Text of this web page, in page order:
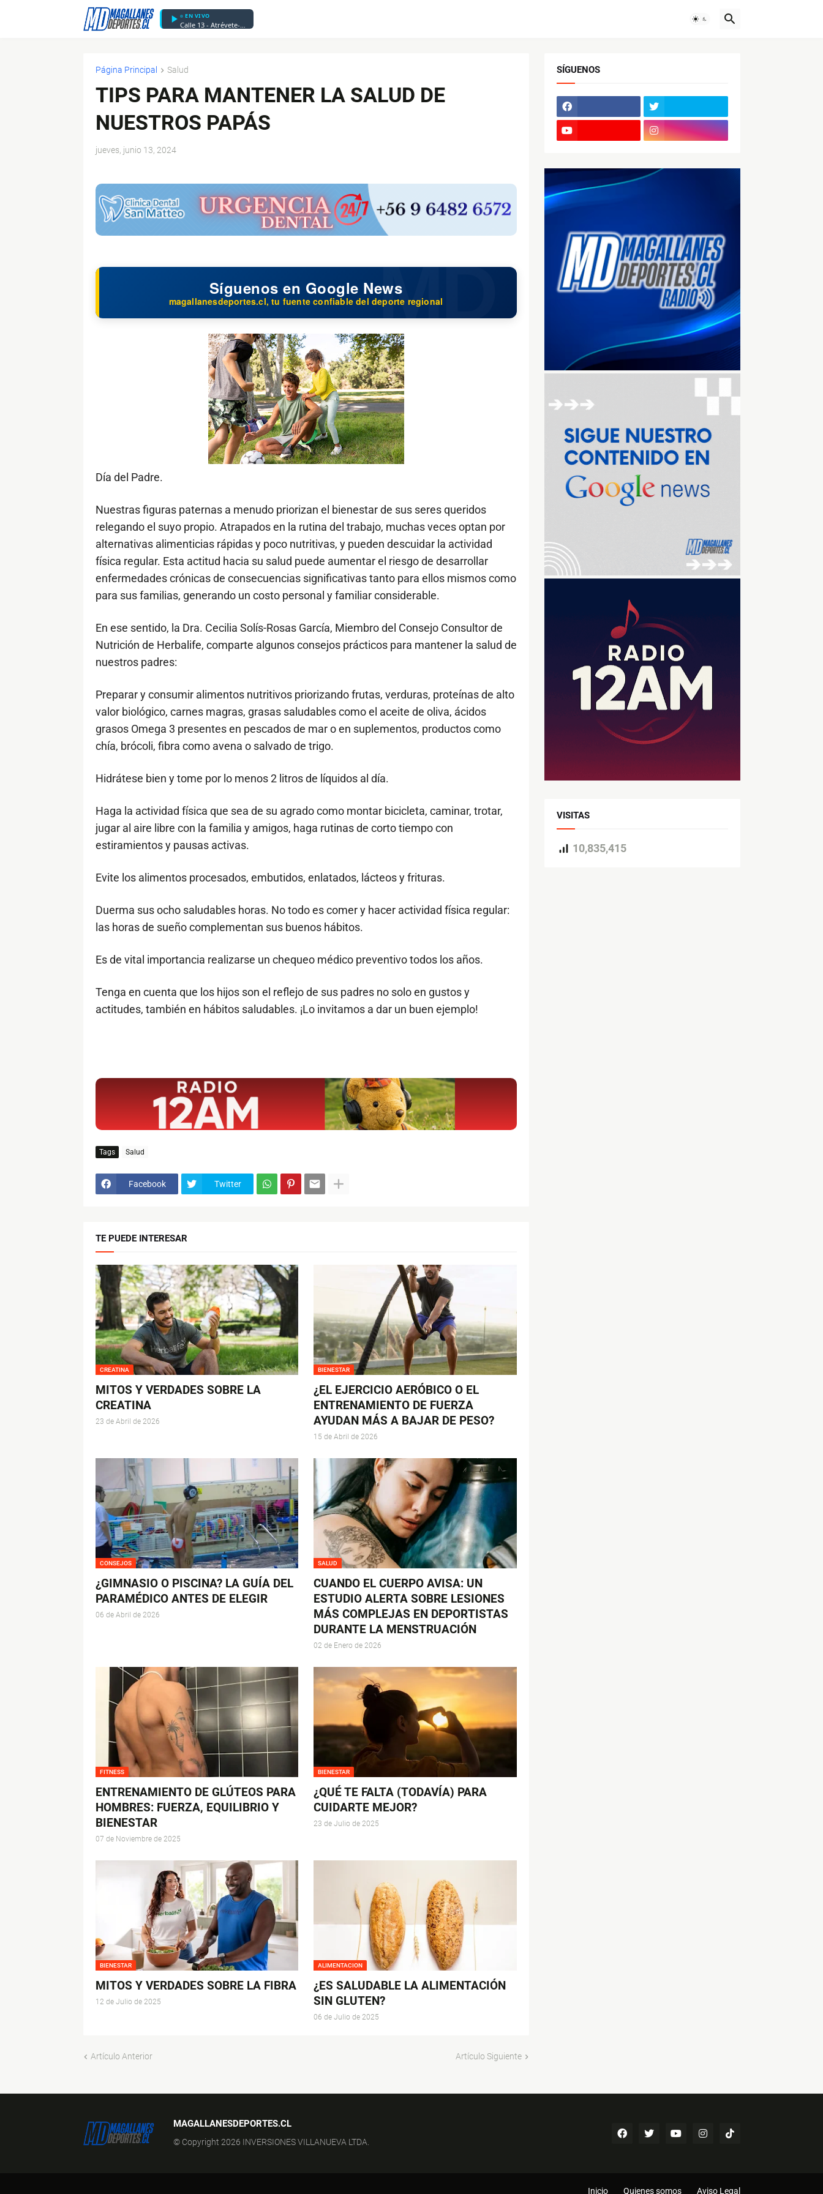
EN VIVO
Calle 13 - Atrévete-Te-Te
Página Principal Salud
TIPS PARA MANTENER LA SALUD DE
NUESTROS PAPÁS
jueves, junio 13, 2024
Síguenos en Google News
magallanesdeportes.cl, tu fuente confiable del deporte regional
Día del Padre.
Nuestras figuras paternas a menudo priorizan el bienestar de sus seres queridos
relegando el suyo propio. Atrapados en la rutina del trabajo, muchas veces optan por
alternativas alimenticias rápidas y poco nutritivas, y pueden descuidar la actividad
física regular. Esta actitud hacia su salud puede aumentar el riesgo de desarrollar
enfermedades crónicas de consecuencias significativas tanto para ellos mismos como
para sus familias, generando un costo personal y familiar considerable.
En ese sentido, la Dra. Cecilia Solís-Rosas García, Miembro del Consejo Consultor de
Nutrición de Herbalife, comparte algunos consejos prácticos para mantener la salud de
nuestros padres:
Preparar y consumir alimentos nutritivos priorizando frutas, verduras, proteínas de alto
valor biológico, carnes magras, grasas saludables como el aceite de oliva, ácidos
grasos Omega 3 presentes en pescados de mar o en suplementos, productos como
chía, brócoli, fibra como avena o salvado de trigo.
Hidrátese bien y tome por lo menos 2 litros de líquidos al día.
Haga la actividad física que sea de su agrado como montar bicicleta, caminar, trotar,
jugar al aire libre con la familia y amigos, haga rutinas de corto tiempo con
estiramientos y pausas activas.
Evite los alimentos procesados, embutidos, enlatados, lácteos y frituras.
Duerma sus ocho saludables horas. No todo es comer y hacer actividad física regular:
las horas de sueño complementan sus buenos hábitos.
Es de vital importancia realizarse un chequeo médico preventivo todos los años.
Tenga en cuenta que los hijos son el reflejo de sus padres no solo en gustos y
actitudes, también en hábitos saludables. ¡Lo invitamos a dar un buen ejemplo!
Tags Salud
Facebook Twitter
TE PUEDE INTERESAR
CREATINA
MITOS Y VERDADES SOBRE LA
CREATINA
23 de Abril de 2026
BIENESTAR
¿EL EJERCICIO AERÓBICO O EL
ENTRENAMIENTO DE FUERZA
AYUDAN MÁS A BAJAR DE PESO?
15 de Abril de 2026
CONSEJOS
¿GIMNASIO O PISCINA? LA GUÍA DEL
PARAMÉDICO ANTES DE ELEGIR
06 de Abril de 2026
SALUD
CUANDO EL CUERPO AVISA: UN
ESTUDIO ALERTA SOBRE LESIONES
MÁS COMPLEJAS EN DEPORTISTAS
DURANTE LA MENSTRUACIÓN
02 de Enero de 2026
FITNESS
ENTRENAMIENTO DE GLÚTEOS PARA
HOMBRES: FUERZA, EQUILIBRIO Y
BIENESTAR
07 de Noviembre de 2025
BIENESTAR
¿QUÉ TE FALTA (TODAVÍA) PARA
CUIDARTE MEJOR?
23 de Julio de 2025
BIENESTAR
MITOS Y VERDADES SOBRE LA FIBRA
12 de Julio de 2025
ALIMENTACION
¿ES SALUDABLE LA ALIMENTACIÓN
SIN GLUTEN?
06 de Julio de 2025
Artículo Anterior Artículo Siguiente
SÍGUENOS
VISITAS
10,835,415
MAGALLANESDEPORTES.CL
© Copyright 2026 INVERSIONES VILLANUEVA LTDA.
Inicio Quienes somos Aviso Legal